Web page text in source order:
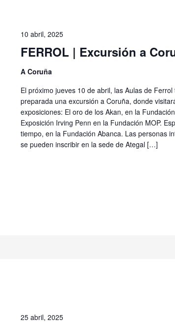
FERROL | Excursión a
10 abril, 2025
A Coruña
El próximo jueves 10 de abril, las Aulas de Ferrol
preparada una excursión a Coruña, donde
exposiciones: El oro de los Akan, en la
Exposición Irving Penn en la Fundación MOP.
tiempo, en la Fundación Abanca. Las personas
se pueden inscribir en la sede de Ategal […]
25 abril, 2025